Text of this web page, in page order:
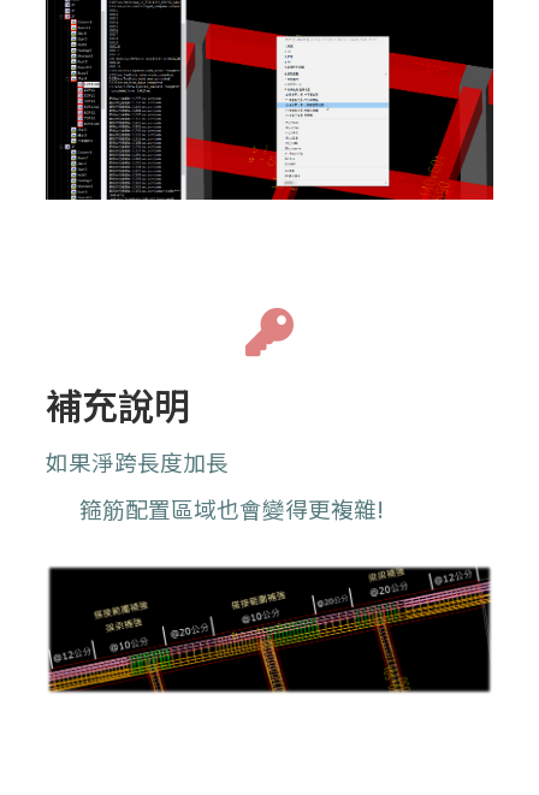
補充說明
如果淨跨長度加長
箍筋配置區域也會變得更複雜!